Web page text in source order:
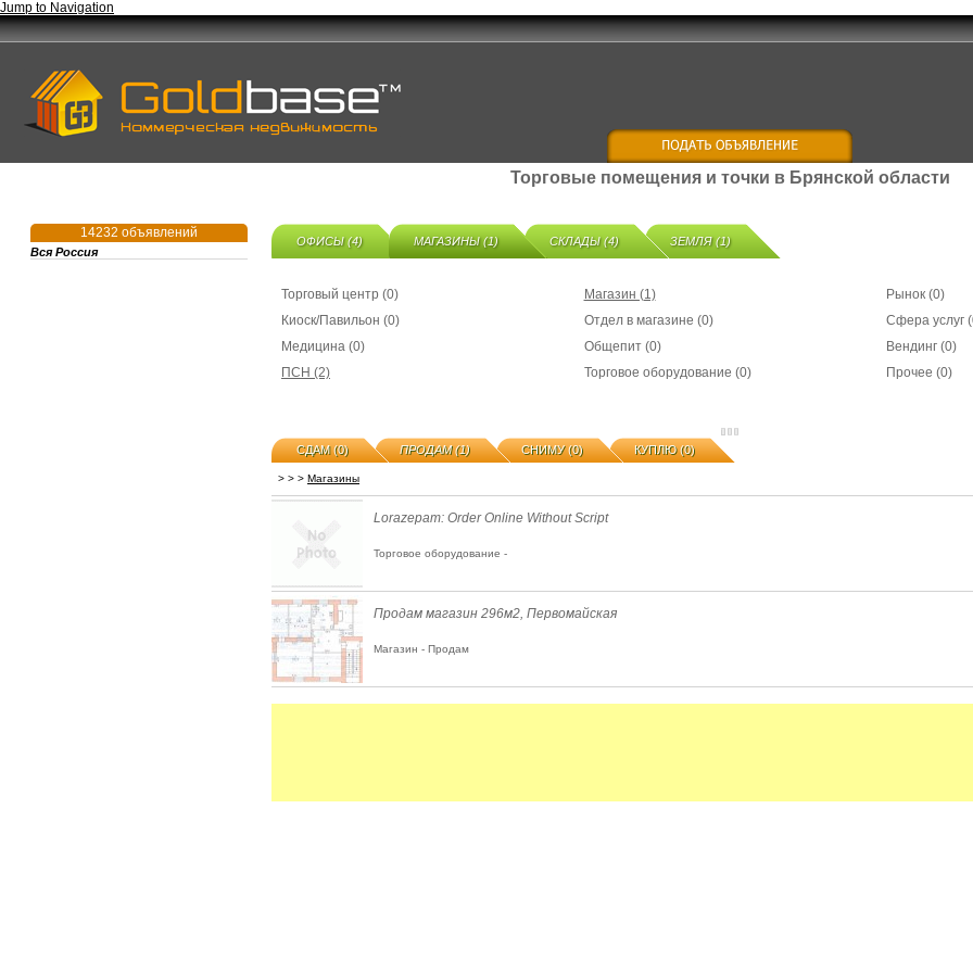
Jump to Navigation
Торговые помещения и точки в Брянской области
ОФИСЫ (4) МАГАЗИНЫ (1) СКЛАДЫ (4) ЗЕМЛЯ (1)
Торговый центр (0) Магазин (1)
Рынок (0)
Киоск/Павильон (0)
Отдел в магазине (0)
Сфера услуг
Медицина (0)
Общепит (0)
Вендинг (0)
ПСН (2)
Торговое оборудование (0) Прочее (0)
СДАМ (0) ПРОДАМ (1) СНИМУ (0) КУПЛЮ (0)
> > > Магазины
Lorazepam: Order Online Without Script
Торговое оборудование -
Продам магазин 296м2, Первомайская
Магазин - Продам
14232 объявлений
Вся Россия